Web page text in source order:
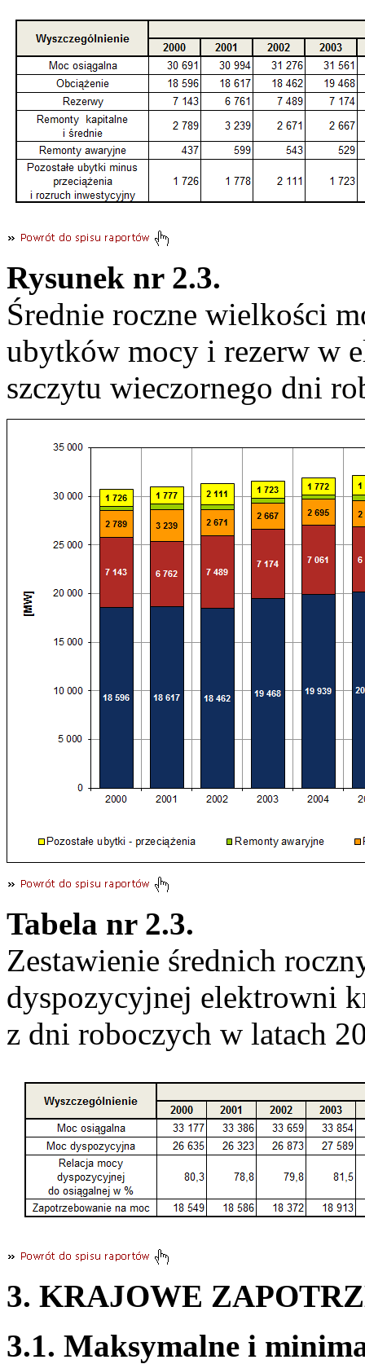
Rysunek nr 2.3.
Średnie roczne wielkości
ubytków mocy i rezerw w
szczytu wieczornego dni
Tabela nr 2.3.
Zestawienie średnich
dyspozycyjnej elektrowni
z dni roboczych w latach
3. KRAJOWE
3.1. Maksymalne i